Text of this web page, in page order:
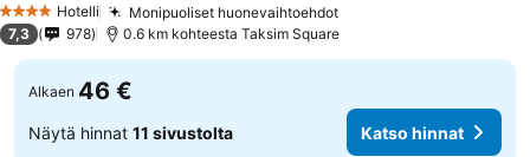
4 Tähtiluokitus
Hotelli Monipuoliset huonevaihtoehdot
7,3 978 0.6 km kohteesta Taksim Square
Alkaen 46 €
Näytä hinnat 11 sivustolta Katso hinnat